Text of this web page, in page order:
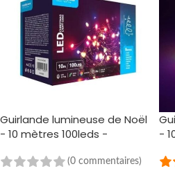
Guirlande lumineuse de Noël
- 10 mètres 100leds -
220V
(0 commentaires)
-